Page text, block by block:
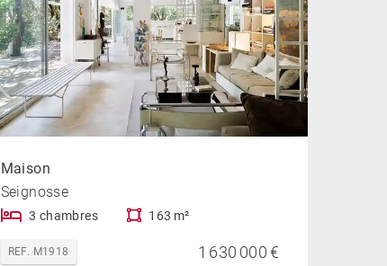
Maison
Seignosse
3 chambres 163 m²
REF. M1918 1 630 000 €